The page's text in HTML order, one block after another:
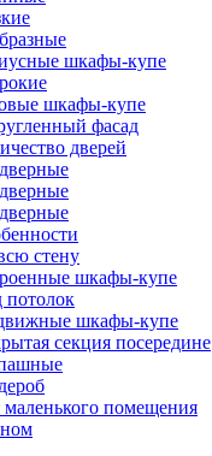
шкафы-купе
шкафы-купе
фасад
дверей
стену
шкафы-купе
потолок
шкафы-купе
секция посередине
маленького помещения